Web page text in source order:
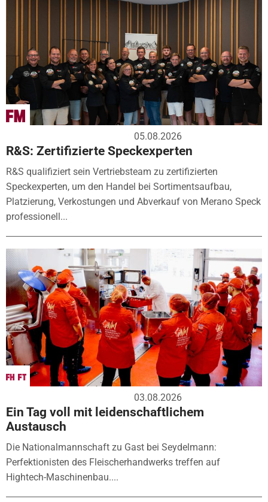
05.08.2026
R&S: Zertifizierte Speckexperten
R&S qualifiziert sein Vertriebsteam zu zertifizierten
Speckexperten, um den Handel bei Sortimentsaufbau,
Platzierung, Verkostungen und Abverkauf von Merano Speck
professionell...
03.08.2026
Ein Tag voll mit leidenschaftlichem
Austausch
Die Nationalmannschaft zu Gast bei Seydelmann:
Perfektionisten des Fleischerhandwerks treffen auf
Hightech-Maschinenbau....